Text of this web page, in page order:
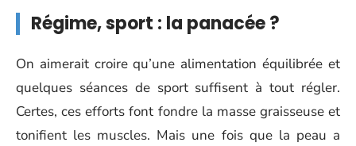
Régime, sport : la panacée ?
On aimerait croire qu’une alimentation équilibrée et
quelques séances de sport suffisent à tout régler.
Certes, ces efforts font fondre la masse graisseuse et
tonifient les muscles. Mais une fois que la peau a